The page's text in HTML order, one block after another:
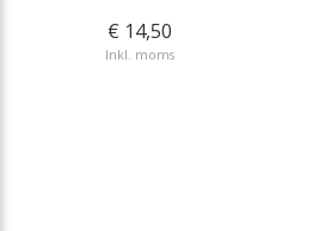
€ 14,50
Inkl. moms